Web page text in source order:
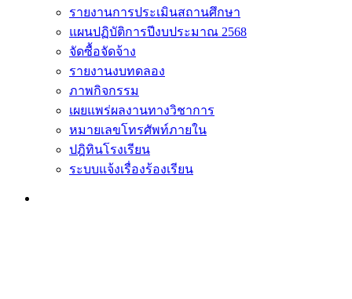
รายงานการประเมินสถานศึกษา
แผนปฏิบัติการปีงบประมาณ 2568
จัดซื้อจัดจ้าง
รายงานงบทดลอง
ภาพกิจกรรม
เผยแพร่ผลงานทางวิชาการ
หมายเลขโทรศัพท์ภายใน
ปฎิทินโรงเรียน
ระบบแจ้งเรื่องร้องเรียน